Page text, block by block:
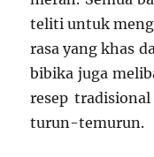
teliti untuk
rasa yang khas
bibika juga
resep
turun-temurun.